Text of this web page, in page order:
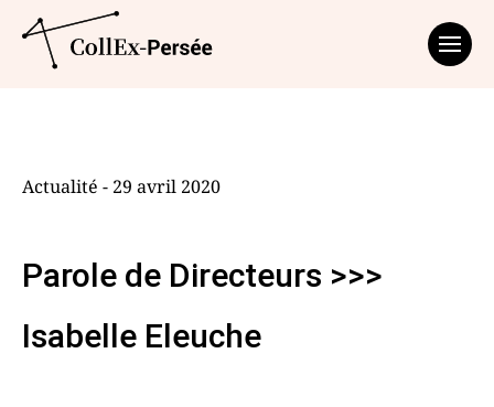
Actualité - 29 avril 2020
Parole de Directeurs >>>
Isabelle Eleuche